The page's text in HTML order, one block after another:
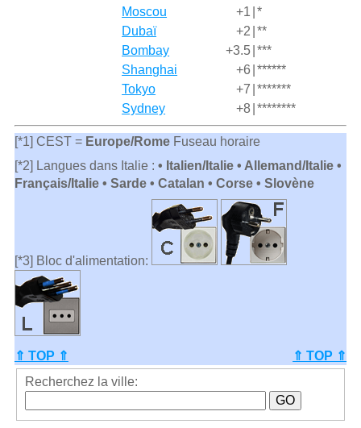
Moscou
+1 *
Dubaï
+2 **
Bombay
+3.5 ***
Shanghai
+6 ******
Tokyo
+7 *******
Sydney
+8 ********
[*1] CEST = Europe/RomeFuseau horaire
[*2] Langues dans Italie : • Italien/Italie • Allemand/Italie •
Français/Italie • Sarde • Catalan • Corse • Slovène
[*3] Bloc d'alimentation:
⇑ TOP ⇑
⇑ TOP ⇑
Recherchez la ville: